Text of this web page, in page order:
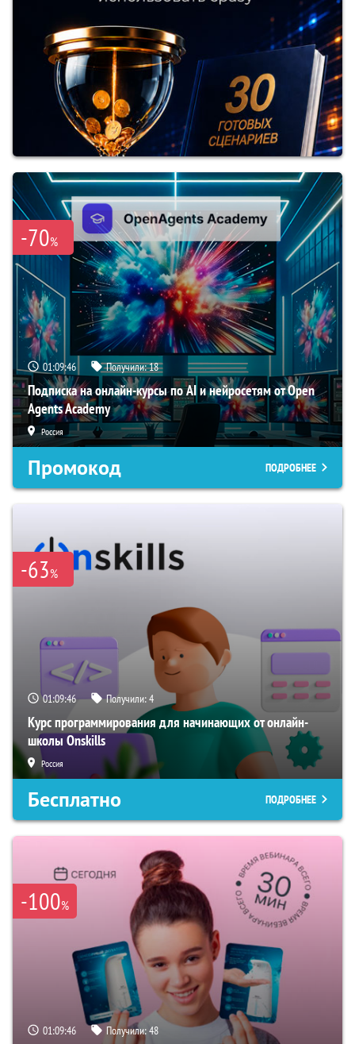
-70%
01:09:45 Получили:18
Подписка на онлайн-курсы по AI и нейросетям от Open
Agents Academy
Россия
Промокод ПОДРОБНЕЕ
-63%
01:09:45 Получили:4
Курс программирования для начинающих от онлайн-
школы Onskills
Россия
Бесплатно ПОДРОБНЕЕ
-100%
01:09:45 Получили:48